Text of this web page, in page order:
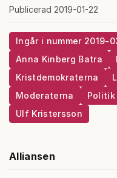
Publicerad 2019-01-22
Ingår i nummer 2019-
Anna Kinberg Batra
Kristdemokraterna
Moderaterna
Politik
Ulf Kristersson
Alliansen